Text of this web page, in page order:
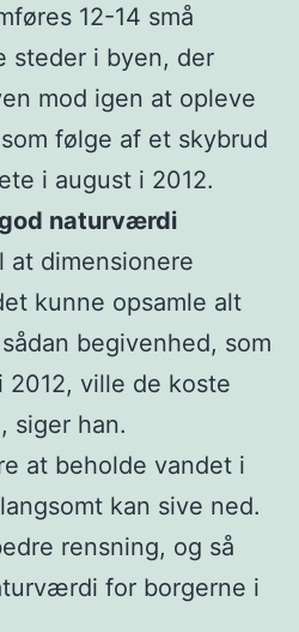
12-14 små
steder i byen, der
mod igen at opleve
følge af et skybrud
i august i 2012.
naturværdi
at dimensionere
kunne opsamle alt
begivenhed, som
ville de koste
siger han.
at beholde vandet i
kan sive ned.
rensning, og så
for borgerne i